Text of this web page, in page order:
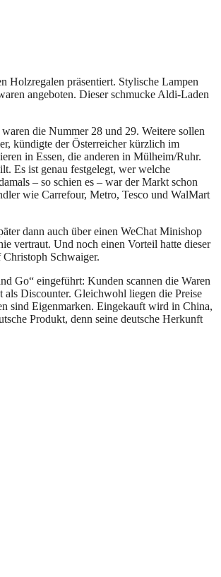
Holzregalen präsentiert. Stylische Lampen
angeboten. Dieser schmucke Aldi-Laden
die Nummer 28 und 29. Weitere sollen
kündigte der Österreicher kürzlich im
in Essen, die anderen in Mülheim/Ruhr.
Es ist genau festgelegt, wer welche
– so schien es – war der Markt schon
wie Carrefour, Metro, Tesco und WalMart
dann auch über einen WeChat Minishop
vertraut. Und noch einen Vorteil hatte dieser
Schwaiger.
Go“ eingeführt: Kunden scannen die Waren
als Discounter. Gleichwohl liegen die Preise
sind Eigenmarken. Eingekauft wird in China,
Produkt, denn seine deutsche Herkunft